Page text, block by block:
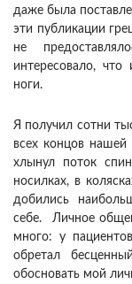
даже была
эти публикации
не
интересовало,
ноги.
Я получил сотни
всех концов
хлынул поток
носилках, в
добились
себе. Личное
много: у
обретал
обосновать мой